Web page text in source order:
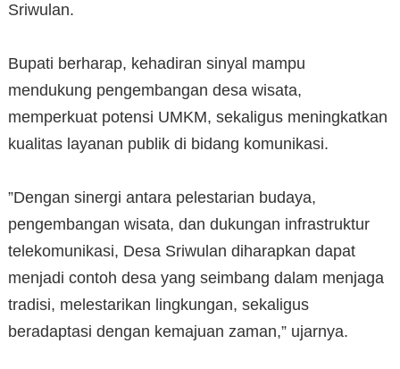
Sriwulan.
‎Bupati berharap, kehadiran sinyal mampu
mendukung pengembangan desa wisata,
memperkuat potensi UMKM, sekaligus meningkatkan
kualitas layanan publik di bidang komunikasi.
‎”Dengan sinergi antara pelestarian budaya,
pengembangan wisata, dan dukungan infrastruktur
telekomunikasi, Desa Sriwulan diharapkan dapat
menjadi contoh desa yang seimbang dalam menjaga
tradisi, melestarikan lingkungan, sekaligus
beradaptasi dengan kemajuan zaman,” ujarnya.